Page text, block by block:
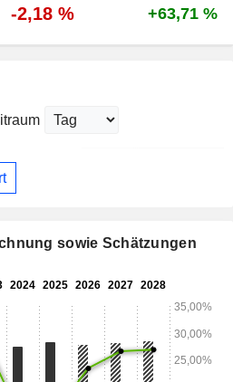
-2,18 % +63,71 %
sowie Schätzungen